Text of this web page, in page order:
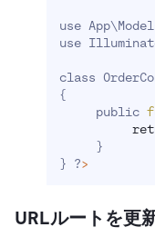
use App\
use
class
{
     public
}
} ?>
URLルートを更